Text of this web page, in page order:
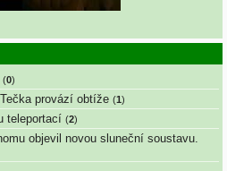
(0)
provází obtíže (1 )
teleportací (2)
objevil novou sluneční soustavu.